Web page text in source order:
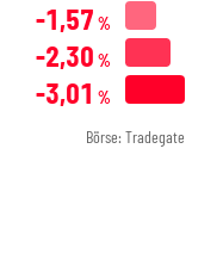
-1,57 %
-2,30 %
-3,01 %
Börse: Tradegate